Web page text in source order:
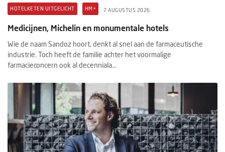
HOTELKETEN UITGELICHT HM+ 7 AUGUSTUS 2026
Medicijnen, Michelin en monumentale hotels
Wie de naam Sandoz hoort, denkt al snel aan de farmaceutische
industrie. Toch heeft de familie achter het voormalige
farmacieconcern ook al decenniala...